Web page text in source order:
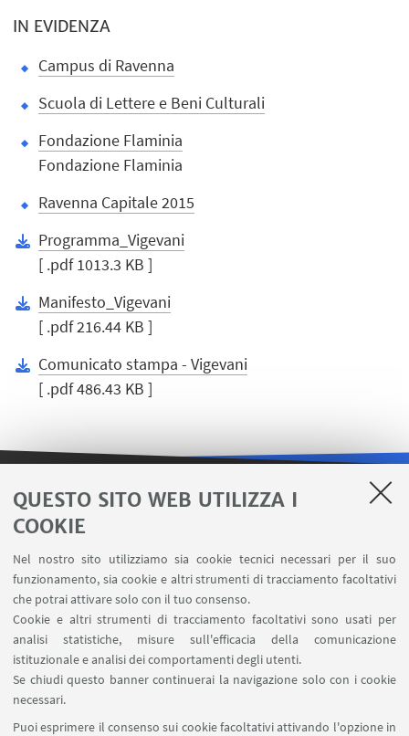
QUESTO SITO WEB UTILIZZA I
COOKIE
Nel nostro sito utilizziamo sia cookie tecnici necessari per il suo
funzionamento, sia cookie e altri strumenti di tracciamento facoltativi
che potrai attivare solo con il tuo consenso.
Cookie e altri strumenti di tracciamento facoltativi sono usati per
analisi statistiche, misure sull'efficacia della comunicazione
istituzionale e analisi dei comportamenti degli utenti.
Se chiudi questo banner continuerai la navigazione solo con i cookie
necessari.
Puoi esprimere il consenso sui cookie facoltativi attivando l'opzione in
IN EVIDENZA
Campus di Ravenna
Scuola di Lettere e Beni Culturali
Fondazione Flaminia
Fondazione Flaminia
Ravenna Capitale 2015
Programma_Vigevani
[ .pdf 1013.3 KB ]
Manifesto_Vigevani
[ .pdf 216.44 KB ]
Comunicato stampa - Vigevani
[ .pdf 486.43 KB ]
LINK UTILI
Area riservata
Carta dei servizi
SEGUI IL DIPARTIMENTO SU:
SEGUI UNIBO SU: